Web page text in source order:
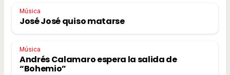
Música
José José quiso matarse
Música
Andrés Calamaro espera la salida de
“Bohemio”